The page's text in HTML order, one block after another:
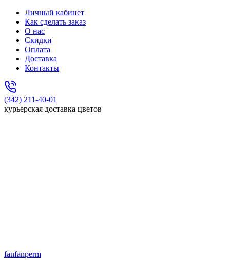
Личный кабинет
Как сделать заказ
О нас
Скидки
Оплата
Доставка
Контакты
(342) 211-40-01
курьерская доставка цветов
fanfanperm